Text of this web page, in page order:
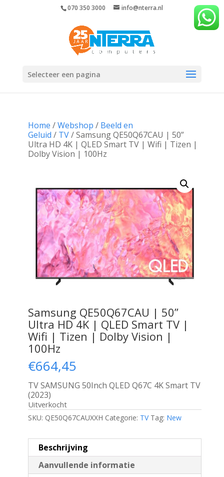
070 350 3000 info@nterra.nl
Selecteer een pagina
Home /Webshop / Beeld en
Geluid / TV/ Samsung QE50Q67CAU | 50”
Ultra HD 4K | QLED Smart TV | Wifi | Tizen |
Dolby Vision | 100Hz
Samsung QE50Q67CAU | 50”
Ultra HD 4K | QLED Smart TV |
Wifi | Tizen | Dolby Vision |
100Hz
€664,45
TV SAMSUNG 50Inch QLED Q67C 4K Smart TV
(2023)
Uitverkocht
SKU: QE50Q67CAUXXH Categorie: TV Tag: New
Beschrijving
Aanvullende informatie